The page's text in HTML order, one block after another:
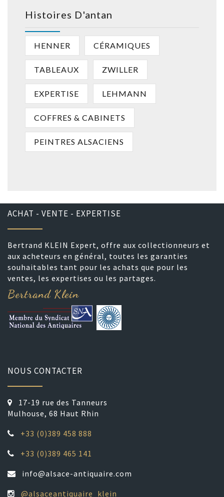
Histoires D'antan
HENNER CÉRAMIQUES
TABLEAUX ZWILLER
EXPERTISE LEHMANN
COFFRES & CABINETS
PEINTRES ALSACIENS
ACHAT - VENTE - EXPERTISE
Bertrand KLEIN Expert, offre aux collectionneurs et
aux acheteurs en général, toutes les garanties
souhaitables tant pour les achats que pour les
ventes, les expertises ou les partages.
Bertrand Klein
NOUS CONTACTER
17-19 rue des Tanneurs
Mulhouse, 68 Haut Rhin
+33 (0)389 458 888
+33 (0)389 465 141
info@alsace-antiquaire.com
@alsaceantiquaire_klein